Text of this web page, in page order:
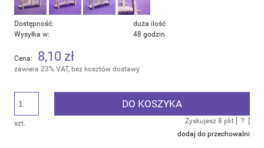
Dostępność:
duża ilość
Wysyłka w:
48 godzin
Cena: 8,10 zł
zawiera 23% VAT, bez kosztów dostawy
szt.
DO KOSZYKA
Zyskujesz 8 pkt [ ?
dodaj do przechowalni